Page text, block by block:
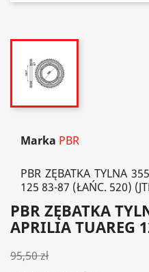
Marka PBR
PBR ZĘBATKA TYLNA
125 83-87 (ŁAŃC. 520)
PBR ZĘBATKA
APRILIA TUAREG
95,50 zł